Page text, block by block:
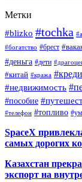
Метки
#blizko #tochka
#богатство #брест
#деньга #дети
#китай #кража
#недвижимость
#пособие
#телефон #топливо
SpaceX
самых дорогих
Казахстан
экспорт на